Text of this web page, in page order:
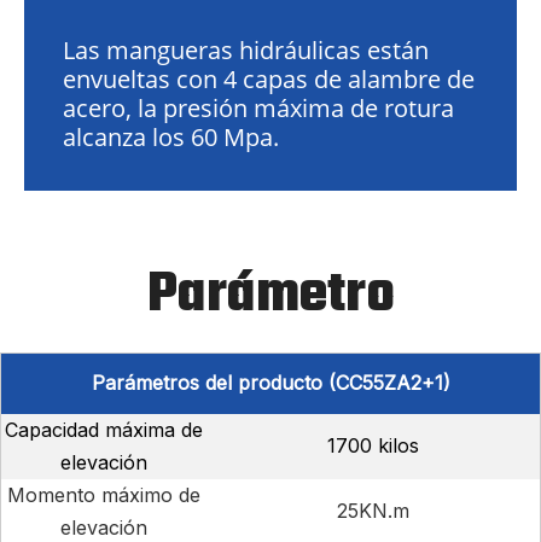
Las mangueras hidráulicas están
envueltas con 4 capas de alambre de
acero, la presión máxima de rotura
alcanza los 60 Mpa.
Parámetro
Parámetros del producto (CC55ZA2+1)
Capacidad máxima de
elevación
1700 kilos
Momento máximo de
elevación
25KN.m